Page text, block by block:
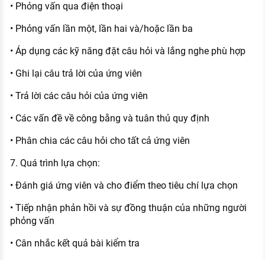
• Phỏng vấn qua điện thoại
• Phỏng vấn lần một, lần hai và/hoặc lần ba
• Áp dụng các kỹ năng đặt câu hỏi và lắng nghe phù hợp
• Ghi lại câu trả lời của ứng viên
• Trả lời các câu hỏi của ứng viên
• Các vấn đề về công bằng và tuân thủ quy định
• Phân chia các câu hỏi cho tất cả ứng viên
7. Quá trình lựa chọn:
• Đánh giá ứng viên và cho điểm theo tiêu chí lựa chọn
• Tiếp nhận phản hồi và sự đồng thuận của những người
phỏng vấn
• Cân nhắc kết quả bài kiểm tra